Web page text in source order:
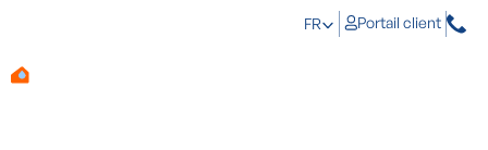
FR Portail client